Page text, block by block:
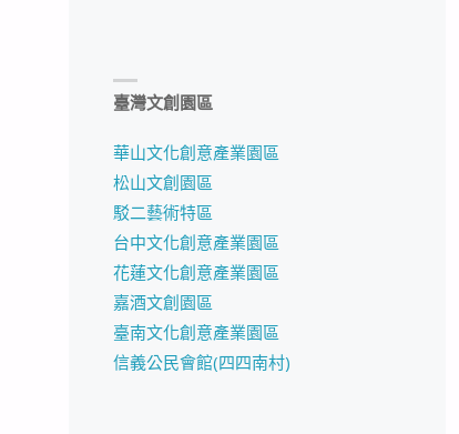
臺灣文創園區
華山文化創意產業園區
松山文創園區
駁二藝術特區
台中文化創意產業園區
花蓮文化創意產業園區
嘉酒文創園區
臺南文化創意產業園區
信義公民會館(四四南村)